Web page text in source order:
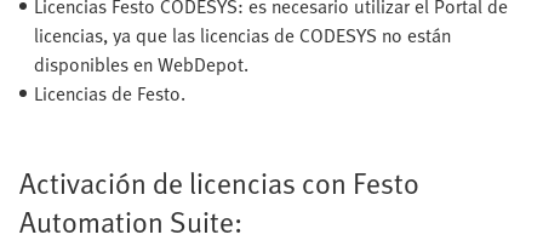
Licencias Festo CODESYS: es necesario utilizar el Portal de
licencias, ya que las licencias de CODESYS no están
disponibles en WebDepot.
Licencias de Festo.
Activación de licencias con Festo
Automation Suite: